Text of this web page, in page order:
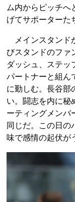
ム内からピッチへ
げてサポーターた
メインスタンド
びスタンドのファ
ダッシュ、ステッ
パートナーと組ん
に勤しむ。長谷部
い。闘志を内に秘
ーティングメンバ
同じだ。この日の
味で感情の起伏が